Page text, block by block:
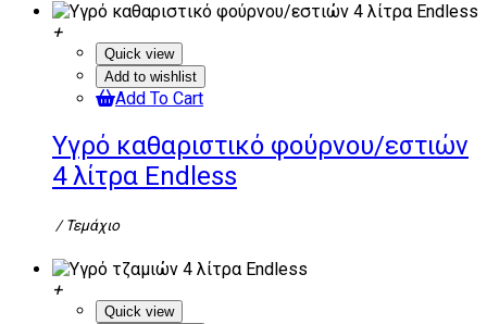
Quick view
Add to wishlist
Add To Cart
Υγρό καθαριστικό φούρνου/εστιών
4 λίτρα Endless
/ Τεμάχιο
Quick view